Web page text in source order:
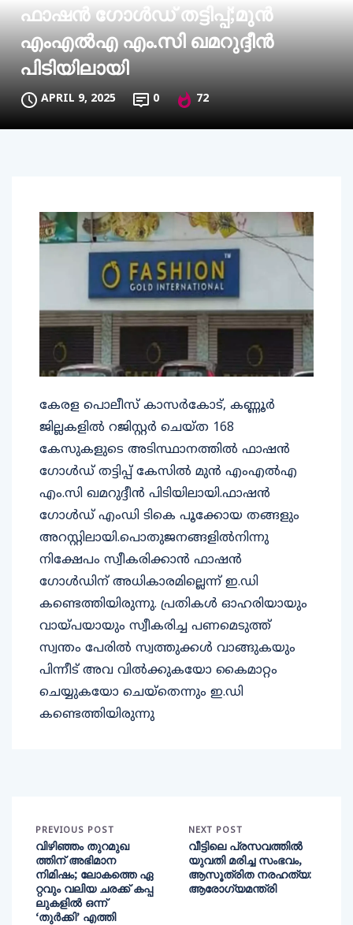
ഫാഷൻ ഗോൾഡ് തട്ടിപ്പ്;മുൻ
എംഎൽഎ എം.സി ഖമറുദ്ദീൻ
പിടിയിലായി
APRIL 9, 2025 0 72
കേരള പൊലീസ് കാസർകോട്, കണ്ണൂർ
ജില്ലകളിൽ റജിസ്റ്റർ ചെയ്ത 168
കേസുകളുടെ അടിസ്ഥാനത്തിൽ ഫാഷൻ
ഗോൾഡ് തട്ടിപ്പ് കേസിൽ മുൻ എംഎൽഎ
എം.സി ഖമറുദ്ദീൻ പിടിയിലായി.ഫാഷൻ
ഗോൾഡ് എംഡി ടികെ പൂക്കോയ തങ്ങളും
അറസ്റ്റിലായി.പൊതുജനങ്ങളിൽനിന്നു
നിക്ഷേപം സ്വീകരിക്കാൻ ഫാഷൻ
ഗോൾഡിന് അധികാരമില്ലെന്ന് ഇ.ഡി
കണ്ടെത്തിയിരുന്നു. പ്രതികൾ ഓഹരിയായും
വായ്പയായും സ്വീകരിച്ച പണമെടുത്ത്
സ്വന്തം പേരിൽ സ്വത്തുക്കൾ വാങ്ങുകയും
പിന്നീട് അവ വിൽക്കുകയോ കൈമാറ്റം
ചെയ്യുകയോ ചെയ്‌തെന്നും ഇ.ഡി
കണ്ടെത്തിയിരുന്നു
PREVIOUS POST
വിഴിഞ്ഞം തുറമുഖ
ത്തിന് അഭിമാന
നിമിഷം; ലോകത്തെ ഏ
റ്റവും വലിയ ചരക്ക് കപ്പ
ലുകളില്‍ ഒന്ന്
‘തുര്‍ക്കി’ എത്തി
NEXT POST
വീട്ടിലെ പ്രസവത്തിൽ
യുവതി മരിച്ച സംഭവം,
ആസൂത്രിത നരഹത്യ:
ആരോഗ്യമന്ത്രി